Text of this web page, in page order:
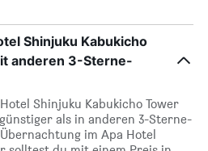
Shinjuku Kabukicho
anderen 3-Sterne-
Shinjuku Kabukicho Tower
als in anderen 3-Sterne-
im Apa Hotel